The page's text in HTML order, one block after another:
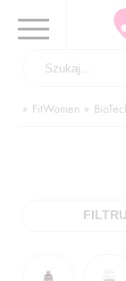
FitWomen